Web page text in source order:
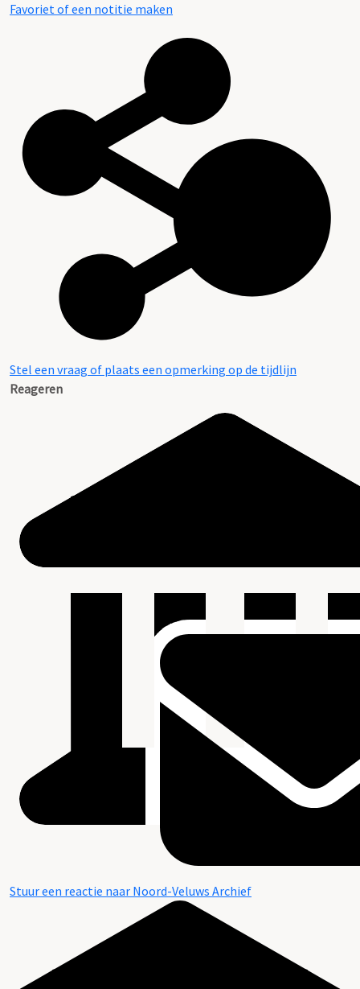
Favoriet of een notitie maken
Stel een vraag of plaats een opmerking op de tijdlijn
Reageren
Stuur een reactie naar Noord-Veluws Archief